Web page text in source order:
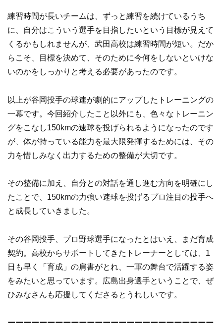
練習時間が長いチームは、ずっと練習を続けているうち
に、自分はこういう選手を目指したいという目標が見えて
くるかもしれませんが、武田高校は練習時間が短い。だか
らこそ、目標を決めて、そのために今何をしないといけな
いのかをしっかりと考える必要があったのです。
以上が谷岡投手の球速が劇的にアップしたトレーニングの
一幕です。今回紹介したこと以外にも、色々なトレーニン
グをこなし150kmの速球を投げられるようになったのです
が、体が持っている能力を最大限発揮するためには、その
力を惜しみなく出力するための整備が大切です。
その整備に加え、自分との対話を通し進む方向を明確にし
たことで、150kmの力強い速球を投げるプロ注目の投手へ
と成長していきました。
その谷岡投手、プロ野球選手になったとはいえ、まだ育成
契約。高校からサポートしてきたトレーナーとしては、1
日も早く「育成」の肩書がとれ、一軍の舞台で活躍する姿
をみたいと思っています。広島出身選手ということで、ぜ
ひみなさんも応援してくださるとうれしいです。
ーーーーーーーーーーーーーーーーーーーーーーーーーー